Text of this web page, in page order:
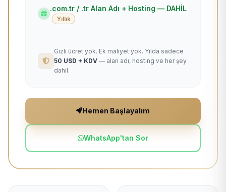
.com.tr / .tr Alan Adı + Hosting — DAHİL
Yıllık
Gizli ücret yok. Ek maliyet yok. Yılda sadece
50 USD + KDV — alan adı, hosting ve her şey
dahil.
Hemen Başlayalım
WhatsApp'tan Sor